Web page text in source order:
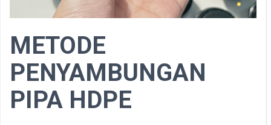
METODE
PENYAMBUNGAN
PIPA HDPE